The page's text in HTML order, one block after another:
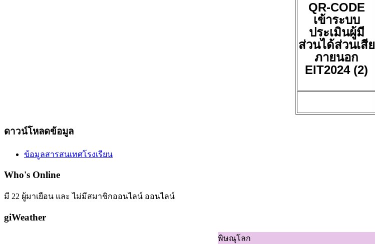
QR-CODE
เข้าระบบ
ประเมินผู้มี
ส่วนได้ส่วนเสีย
ภายนอก
EIT2024 (2)
ดาวน์โหลดข้อมูล
ข้อมูลสารสนเทศโรงเรียน
Who's Online
มี 22 ผู้มาเยือน และ ไม่มีสมาชิกออนไลน์ ออนไลน์
giWeather
พิษณุโลก